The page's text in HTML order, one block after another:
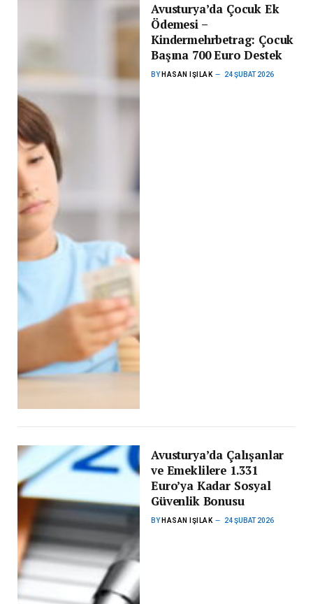
Avusturya’da Çocuk Ek
Ödemesi –
Kindermehrbetrag: Çocuk
Başına 700 Euro Destek
BY HASAN IŞILAK 24 ŞUBAT 2026
Avusturya’da Çalışanlar
ve Emeklilere 1.331
Euro’ya Kadar Sosyal
Güvenlik Bonusu
BY HASAN IŞILAK 24 ŞUBAT 2026